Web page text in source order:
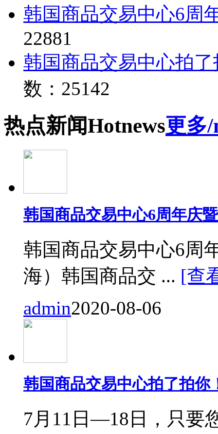
韩国商品交易中心6周
22881
韩国商品交易中心拍
数：25142
热点新闻Hotnews更多
韩国商品交易中心6周年庆
韩国商品交易中心6周
海）韩国商品交 ... [查
admin2020-08-06
韩国商品交易中心拍了拍你
7月11日—18日，只要